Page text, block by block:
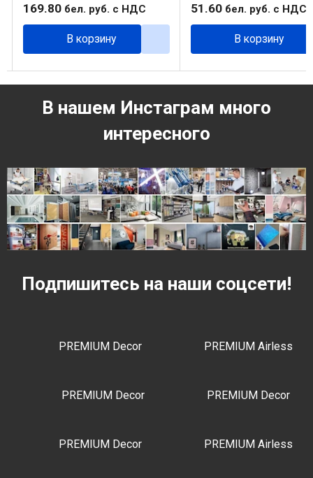
169.80 бел. руб. с НДС
В корзину
51 .60 бел. руб. с НДС
В корзину
В нашем Инстаграм много
интересного
Подпишитесь на наши соцсети!
PREMIUM Decor PREMIUM Airless
PREMIUM Decor PREMIUM Decor
PREMIUM Decor PREMIUM Airless